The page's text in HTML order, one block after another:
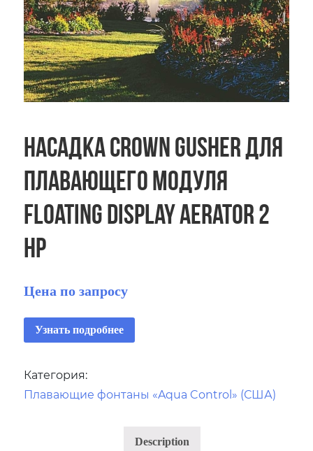
Насадка Crown Gusher для
плавающего модуля
Floating Display Aerator 2
HP
Цена по запросу
Узнать подробнее
Категория:
Плавающие фонтаны «Aqua Control» (США)
Description